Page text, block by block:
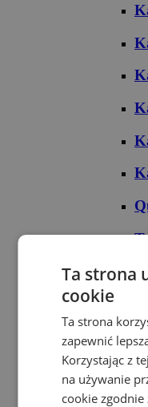
Ryże
Ta strona
cookie
Ta strona
zapewnić
Korzystając z
na używanie
cookie